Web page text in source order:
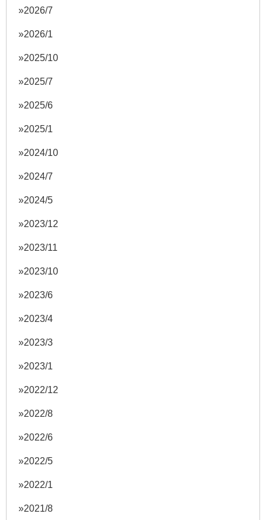
2026/7
2026/1
2025/10
2025/7
2025/6
2025/1
2024/10
2024/7
2024/5
2023/12
2023/11
2023/10
2023/6
2023/4
2023/3
2023/1
2022/12
2022/8
2022/6
2022/5
2022/1
2021/8